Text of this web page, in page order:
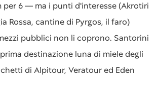
per 6 — ma i punti d'interesse (Akrotiri
Rossa, cantine di Pyrgos, il faro)
pubblici non li coprono. Santorini
destinazione luna di miele degli
di Alpitour, Veratour ed Eden